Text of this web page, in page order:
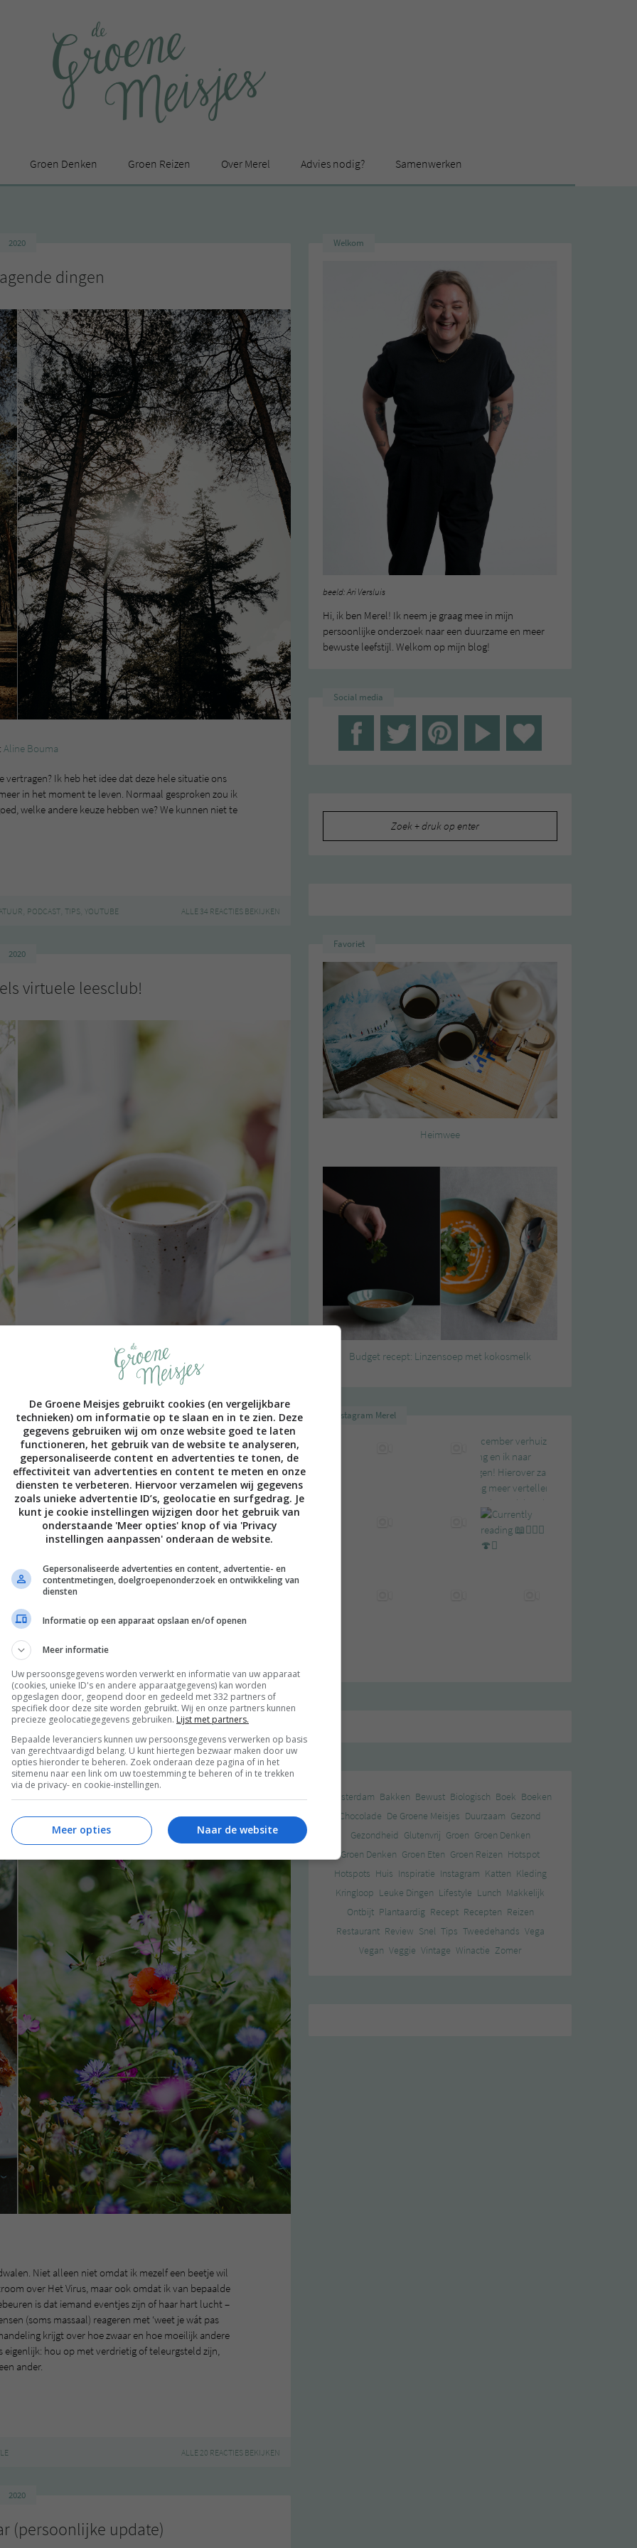
Groen Denken Groen Reizen Over Merel Advies nodig? Samenwerken
2020
dingen
Aline Bouma
Ik heb het idee dat deze hele situatie ons
in het moment te leven. Normaal gesproken zou ik
welke andere keuze hebben we? We kunnen niet te
, PODCAST, TIPS, YOUTUBE ALLE 34 REACTIES BEKIJKEN
2020
virtuele leesclub!
echt overweldigd door alle aanmeldingen.
er mensen afzeggen.
jaar een leesclub in Rotterdam . Ik startte de leesclub
Inn en inmiddels organiseren we het steeds op
niet bij elkaar komen. Dat is jammer, maar
periode doet een beroep op mijn creativiteit en daar
kan natuurlijk ook voor jullie een leesclub
kluppie.’
ALLE 67 REACTIES BEKIJKEN
2020
Olympics”
Niet alleen niet omdat ik mezelf een beetje wil
over Het Virus, maar ook omdat ik van bepaalde
is dat iemand eventjes zijn of haar hart lucht –
(soms massaal) reageren met ‘weet je wát pas
krijgt over hoe zwaar en hoe moeilijk andere
hou op met verdrietig of teleurgsteld zijn,
ander.
ALLE 20 REACTIES BEKIJKEN
2020
(persoonlijke update)
Welkom
beeld: Ari Versluis
Hi, ik ben Merel! Ik neem je graag mee in mijn
persoonlijke onderzoek naar een duurzame en meer
bewuste leefstijl. Welkom op mijn blog!
Social media
Favoriet
Heimwee
Budget recept: Linzensoep met kokosmelk
Instagram Merel
Amsterdam Bakken Bewust Biologisch Boek Boeken
Chocolade De Groene Meisjes Duurzaam Gezond
Gezondheid Glutenvrij Groen Groen Denken
Groen Denken Groen Eten Groen Reizen Hotspot
Hotspots Huis Inspiratie Instagram Katten Kleding
Kringloop Leuke Dingen Lifestyle Lunch Makkelijk
Ontbijt Plantaardig Recept Recepten Reizen
Restaurant Review Snel Tips Tweedehands Vega
Vegan Veggie Vintage Winactie Zomer
De Groene Meisjes gebruikt cookies (en vergelijkbare
technieken) om informatie op te slaan en in te zien. Deze
gegevens gebruiken wij om onze website goed te laten
functioneren, het gebruik van de website te analyseren,
gepersonaliseerde content en advertenties te tonen, de
effectiviteit van advertenties en content te meten en onze
diensten te verbeteren. Hiervoor verzamelen wij gegevens
zoals unieke advertentie ID’s, geolocatie en surfgedrag. Je
kunt je cookie instellingen wijzigen door het gebruik van
onderstaande 'Meer opties' knop of via 'Privacy
instellingen aanpassen' onderaan de website.
Gepersonaliseerde advertenties en content, advertentie- en
contentmetingen, doelgroepenonderzoek en ontwikkeling van
diensten
Informatie op een apparaat opslaan en/of openen
Meer informatie
Uw persoonsgegevens worden verwerkt en informatie van uw apparaat
(cookies, unieke ID's en andere apparaatgegevens) kan worden
opgeslagen door, geopend door en gedeeld met 332 partners of
specifiek door deze site worden gebruikt. Wij en onze partners kunnen
precieze geolocatiegegevens gebruiken. Lijst met partners.
Bepaalde leveranciers kunnen uw persoonsgegevens verwerken op basis
van gerechtvaardigd belang. U kunt hiertegen bezwaar maken door uw
opties hieronder te beheren. Zoek onderaan deze pagina of in het
sitemenu naar een link om uw toestemming te beheren of in te trekken
via de privacy- en cookie-instellingen.
Naar de website
Meer opties